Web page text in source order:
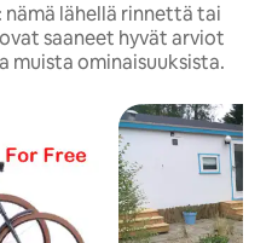
lähellä rinnettä tai
saaneet hyvät arviot
muista ominaisuuksista.